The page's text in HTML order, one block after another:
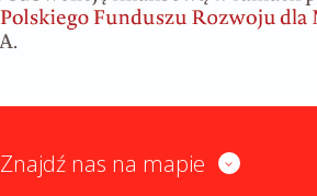
Znajdź nas na mapie